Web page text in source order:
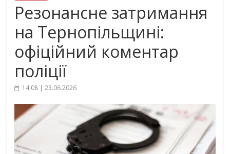
Резонансне затримання
на Тернопільщині:
офіційний коментар
поліції
14:08 | 23.06.2026